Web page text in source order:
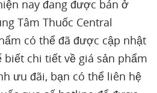
nay đang được bán ở
Tâm Thuốc Central
có thể đã được cập nhật
biết chi tiết về giá sản phẩm
ưu đãi, bạn có thể liên hệ